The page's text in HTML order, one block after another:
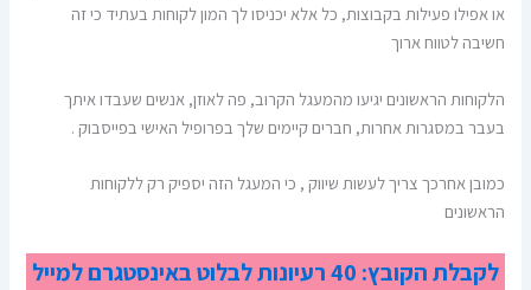
או אפילו פעילות בקבוצות, כל אלא יכניסו לך המון לקוחות בעתיד כי זה
חשיבה לטווח ארוך
הלקוחות הראשונים יגיעו מהמעגל הקרוב, פה לאוזן, אנשים שעבדו איתך
בעבר במסגרות אחרות, חברים קיימים שלך בפרופיל האישי בפייסבוק .
כמובן אחרכך צריך לעשות שיווק , כי המעגל הזה יספיק רק ללקוחות
הראשונים
לקבלת הקובץ: 40 רעיונות לבלוט באינסטגרם למייל